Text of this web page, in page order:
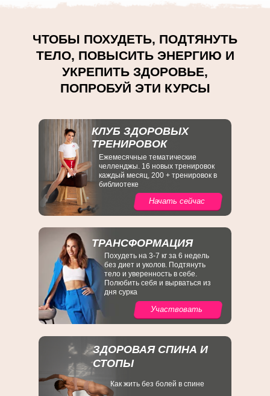
ЗДОРОВАЯ СПИНА И
СТОПЫ
Как жить без болей в спине
ЧТОБЫ ПОХУДЕТЬ, ПОДТЯНУТЬ
ТЕЛО, ПОВЫСИТЬ ЭНЕРГИЮ И
УКРЕПИТЬ ЗДОРОВЬЕ,
ПОПРОБУЙ ЭТИ КУРСЫ
КЛУБ ЗДОРОВЫХ
ТРЕНИРОВОК
Ежемесячные тематические
челленджы. 16 новых тренировок
каждый месяц, 200 + тренировок в
библиотеке
Начать сейчас
ТРАНСФОРМАЦИЯ
Похудеть на 3-7 кг за 6 недель
без диет и уколов. Подтянуть
тело и уверенность в себе.
Полюбить себя и вырваться из
дня сурка
Участвовать